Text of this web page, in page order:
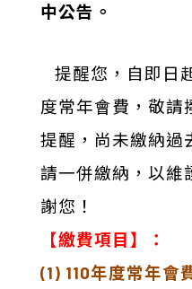
中公告。
提醒您，自即日
度常年會費，敬請
提醒，尚未繳納過
請一併繳納，以維
謝您！
【繳費項目】：
(1) 110年度常年會